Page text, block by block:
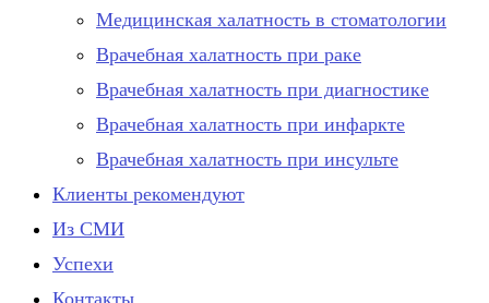
Медицинская халатность в стоматологии
Врачебная халатность при раке
Врачебная халатность при диагностике
Врачебная халатность при инфаркте
Врачебная халатность при инсульте
Клиенты рекомендуют
Из СМИ
Успехи
Контакты